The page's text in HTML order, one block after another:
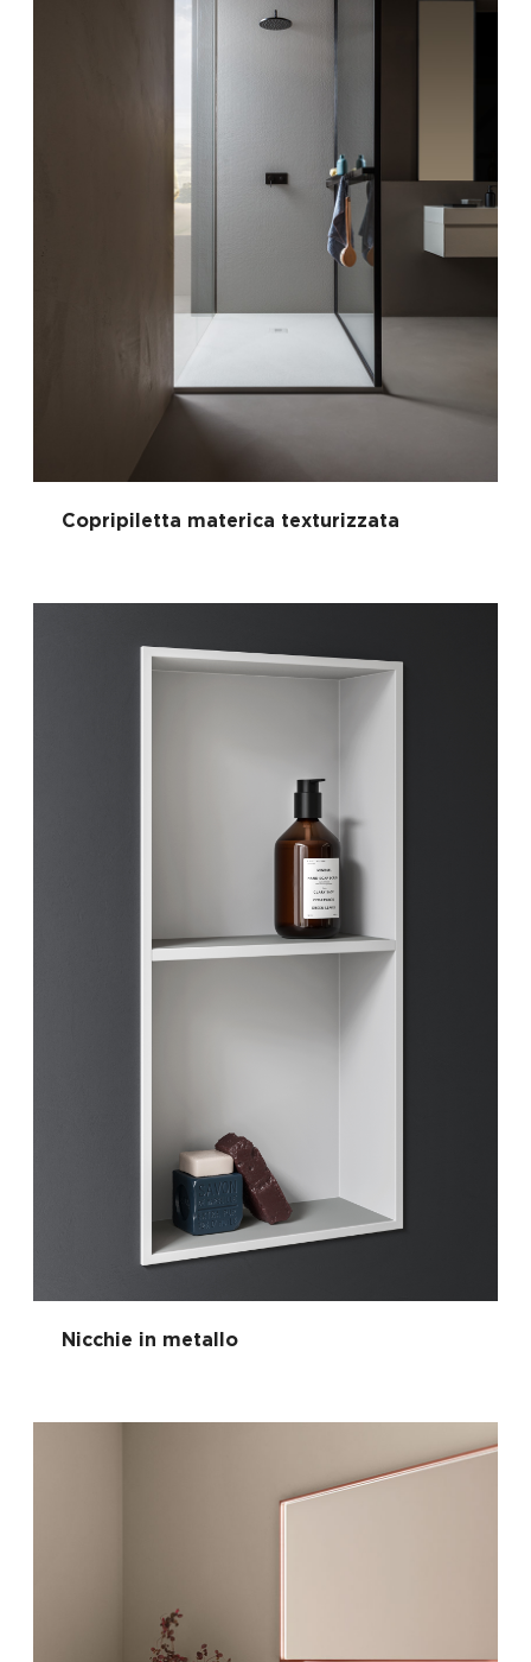
Copripiletta materica texturizzata
Nicchie in metallo